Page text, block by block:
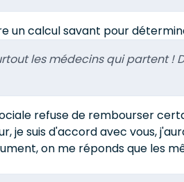
un calcul savant pour
les médecins qui partent !
refuse de rembourser
je suis d'accord avec vous,
on me réponds que les